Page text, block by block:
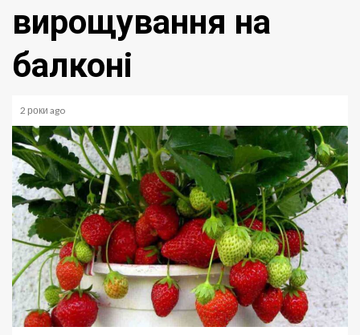
вирощування на
балконі
2 роки ago